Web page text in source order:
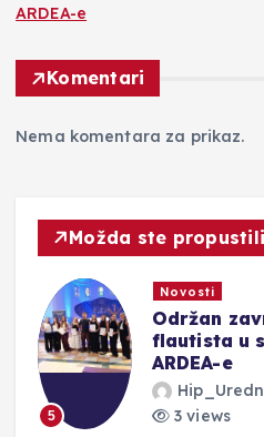
ARDEA-e
Komentari
Nema komentara za prikaz.
Možda ste
5
Novosti
Održan
flautista u
ARDEA-e
3 views